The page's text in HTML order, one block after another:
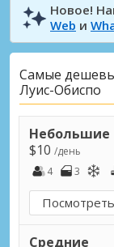
Новое!
Web и
Самые
Луис-Обиспо
Небольшие
$10 /день
4
3
Средние